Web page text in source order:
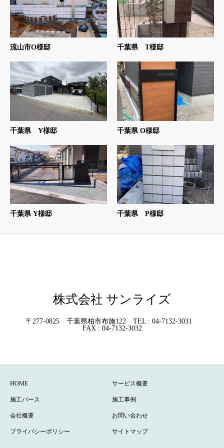
流山市O様邸 千葉県 T様邸
千葉県 Y様邸 千葉県 O様邸
千葉県 Y様邸 千葉県 P様邸
株式会社 サンライズ
〒277-0825 千葉県柏市布施122 TEL : 04-7132-3031
FAX : 04-7132-3032
HOME サービス概要
施工パース 施工事例
会社概要 お問い合わせ
プライバシーポリシー サイトマップ